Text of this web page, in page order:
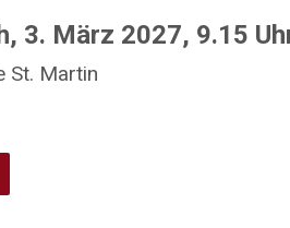
3. März 2027, 9.15
St. Martin